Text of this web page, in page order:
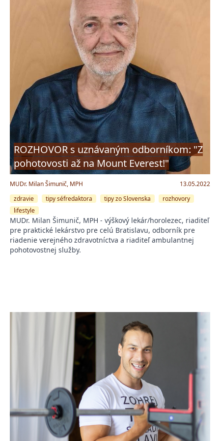
ROZHOVOR s uznávaným odborníkom: "Z
pohotovosti až na Mount Everest!"
MUDr. Milan Šimunič, MPH
13.05.2022
zdravie
tipy séfredaktora tipy zo Slovenska
rozhovory
lifestyle
MUDr. Milan Šimunič, MPH - výškový lekár/horolezec, riaditeľ
pre praktické lekárstvo pre celú Bratislavu, odborník pre
riadenie verejného zdravotníctva a riaditeľ ambulantnej
pohotovostnej služby.